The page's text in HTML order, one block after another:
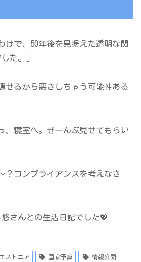
で、50年後を見据えた透明な関
た。」
せるから悪さしちゃう可能性ある
、寝室へ。ぜーんぶ見せてもらい
？コンプライアンスを考えなさ
さんとの生活日記でした💖
エストニア 国家予算 情報公開